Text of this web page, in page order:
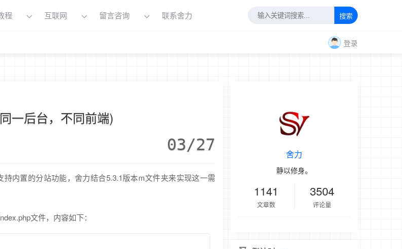
程 互联网 留言咨询 联系舍力 搜索
登录
一后台，不同前端)
03/27
内置的分站功能，舍力结合5.3.1版本m文件夹来实现这一需
文件，内容如下：
舍力
静以修身。
1141
文章数
3504
评论量